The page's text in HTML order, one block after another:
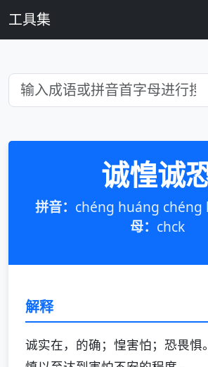
工具集
诚惶诚
拼音： chéng huáng chéng
母： chck
解释
诚实在，的确；惶害怕；恐畏惧